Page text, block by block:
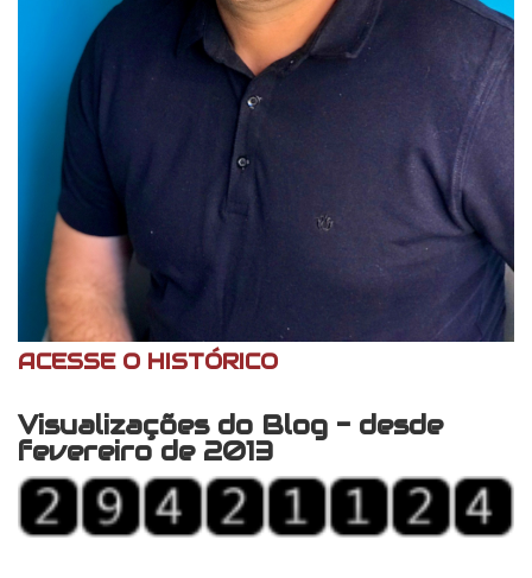
ACESSE O HISTÓRICO
Visualizações do Blog - desde
fevereiro de 2013